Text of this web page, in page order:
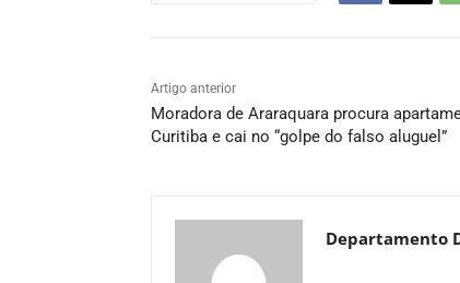
Artigo anterior
Moradora de Araraquara procura
Curitiba e cai no “golpe do falso aluguel”
Departamento